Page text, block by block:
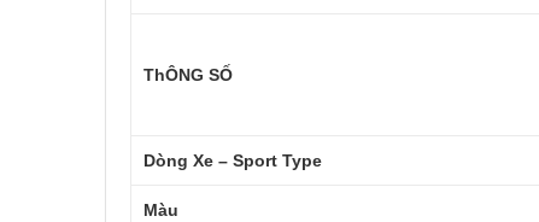
ThÔNG SỐ
Dòng Xe – Sport Type
Màu